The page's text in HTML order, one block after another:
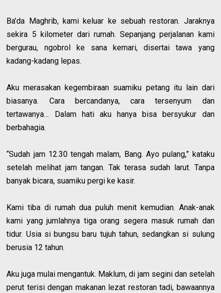
Ba’da Maghrib, kami keluar ke sebuah restoran. Jaraknya
sekira 5 kilometer dari rumah. Sepanjang perjalanan kami
bergurau, ngobrol ke sana kemari, disertai tawa yang
kadang-kadang lepas.
Aku merasakan kegembiraan suamiku petang itu lain dari
biasanya. Cara bercandanya, cara tersenyum dan
tertawanya… Dalam hati aku hanya bisa bersyukur dan
berbahagia.
“Sudah jam 12.30 tengah malam, Bang. Ayo pulang,” kataku
setelah melihat jam tangan. Tak terasa sudah larut. Tanpa
banyak bicara, suamiku pergi ke kasir.
Kami tiba di rumah dua puluh menit kemudian. Anak-anak
kami yang jumlahnya tiga orang segera masuk rumah dan
tidur. Usia si bungsu baru tujuh tahun, sedangkan si sulung
berusia 12 tahun.
Aku juga mulai mengantuk. Maklum, di jam segini dan setelah
perut terisi dengan makanan lezat restoran tadi, bawaannya